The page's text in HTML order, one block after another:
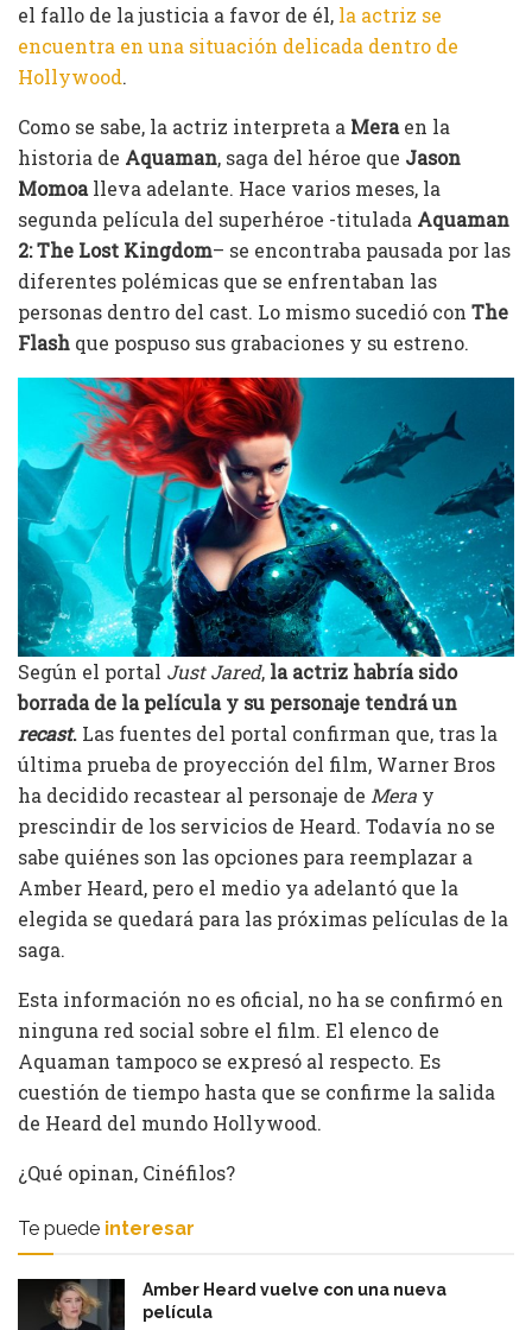
el fallo de la justicia a favor de él, la actriz se
encuentra en una situación delicada dentro de
Hollywood.
Como se sabe, la actriz interpreta a Meraen la
historia de Aquaman, saga del héroe que Jason
Momoalleva adelante. Hace varios meses, la
segunda película del superhéroe -titulada Aquaman
2: The Lost Kingdom– se encontraba pausada por las
diferentes polémicas que se enfrentaban las
personas dentro del cast. Lo mismo sucedió con The
Flash que pospuso sus grabaciones y su estreno.
Según el portal Just Jared, la actriz habría sido
borrada de la película y su personaje tendrá un
recast. Las fuentes del portal confirman que, tras la
última prueba de proyección del film, Warner Bros
ha decidido recastear al personaje de Mera y
prescindir de los servicios de Heard. Todavía no se
sabe quiénes son las opciones para reemplazar a
Amber Heard, pero el medio ya adelantó que la
elegida se quedará para las próximas películas de la
saga.
Esta información no es oficial, no ha se confirmó en
ninguna red social sobre el film. El elenco de
Aquaman tampoco se expresó al respecto. Es
cuestión de tiempo hasta que se confirme la salida
de Heard del mundo Hollywood.
¿Qué opinan, Cinéfilos?
Te puede interesar
Amber Heard vuelve con una nueva
película